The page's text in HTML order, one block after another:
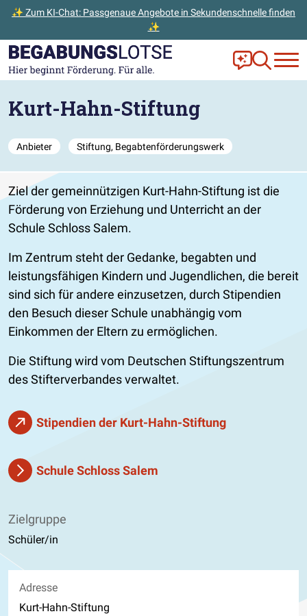
✨ Zum KI-Chat: Passgenaue Angebote in Sekundenschnelle finden
✨
Zum Hauptinhalt der Seite springen
Zur Startseite gehen Frag Ella!
Zur
Kurt-Hahn-Stiftung
Anbieter Stiftung, Begabtenförderungswerk
Ziel der gemeinnützigen Kurt-Hahn-Stiftung ist die
Förderung von Erziehung und Unterricht an der
Schule Schloss Salem.
Im Zentrum steht der Gedanke, begabten und
leistungsfähigen Kindern und Jugendlichen, die bereit
sind sich für andere einzusetzen, durch Stipendien
den Besuch dieser Schule unabhängig vom
Einkommen der Eltern zu ermöglichen.
Die Stiftung wird vom Deutschen Stiftungszentrum
des Stifterverbandes verwaltet.
Stipendien der Kurt-Hahn-Stiftung
Schule Schloss Salem
Zielgruppe
Schüler/in
Adresse
Kurt-Hahn-Stiftung